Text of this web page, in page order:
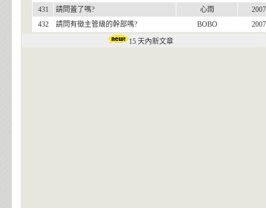
431 請問蓋了嗎? 心雨
432
請問有徵主管級的幹部嗎? BOBO
15 天內新文章